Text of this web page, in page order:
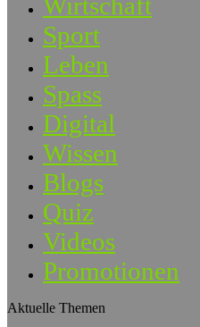
Sport
Leben
Spass
Digital
Wissen
Blogs
Quiz
Videos
Promotionen
Aktuelle Themen